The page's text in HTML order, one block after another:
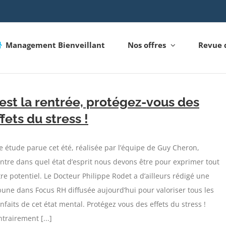
Management Bienveillant Nos offres Revue
la rentrée, protégez-vous des
du stress !
étude parue cet été, réalisée par l’équipe de Guy Cheron,
dans quel état d’esprit nous devons être pour exprimer tout
potentiel. Le Docteur Philippe Rodet a d’ailleurs rédigé une
dans Focus RH diffusée aujourd’hui pour valoriser tous les
de cet état mental. Protégez vous des effets du stress !
[...]